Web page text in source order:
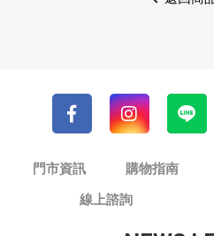
門市資訊 購物指南
線上諮詢